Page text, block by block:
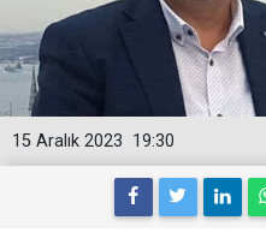
19:30
15 Aralık 2023